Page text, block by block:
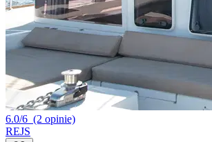
6.0/6 (2 opinie)
REJS